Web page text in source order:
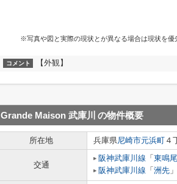
※写真や図と実際の現状とが異なる場合は現状を優
コメント 【外観】
Grande Maison 武庫川 の物件概要
所在地 兵庫県尼崎市元浜町 ４
交通
阪神武庫川線 「 東鳴尾
阪神武庫川線 「 洲先